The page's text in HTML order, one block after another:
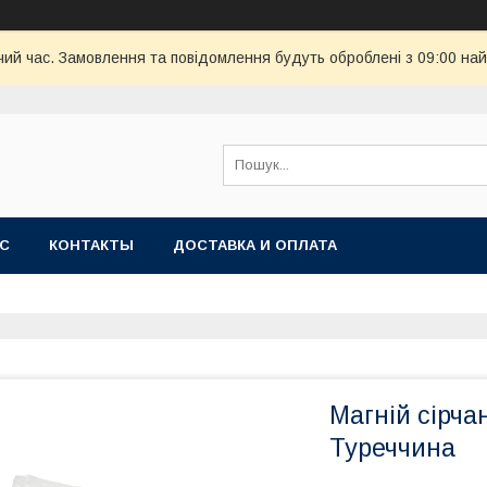
час. Замовлення та повідомлення будуть оброблені з 09:00
КОНТАКТЫ ДОСТАВКА И ОПЛАТА
Магній
Туреччина